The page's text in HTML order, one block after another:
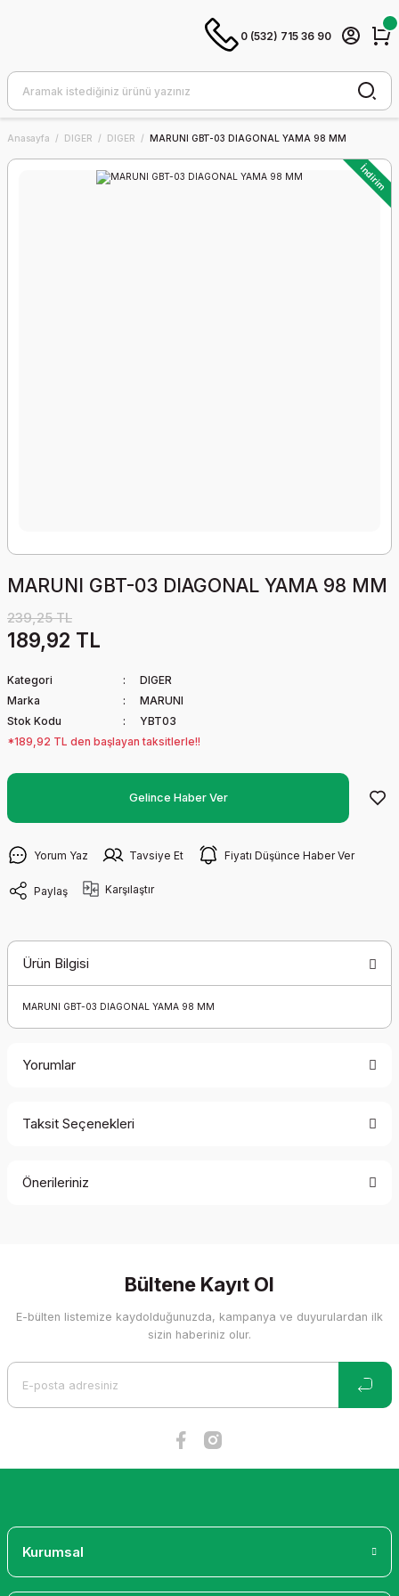
0 (532) 715 36 90
Anasayfa DIGER DIGER MARUNI GBT-03 DIAGONAL YAMA 98 MM
İndirim
MARUNI GBT-03 DIAGONAL YAMA 98 MM
239,25 TL
189,92 TL
Kategori
DIGER
Marka
MARUNI
Stok Kodu
YBT03
*189,92 TL den başlayan taksitlerle!!
Gelince Haber Ver
Yorum Yaz Tavsiye Et Fiyatı Düşünce Haber Ver
Paylaş Karşılaştır
Ürün Bilgisi
MARUNI GBT-03 DIAGONAL YAMA 98 MM
Yorumlar
Taksit Seçenekleri
Önerileriniz
Görüş ve önerileriniz için teşekkür ederiz.
Ürün resmi kalitesiz, bozuk veya görüntülenemiyor.
Bültene Kayıt Ol
E-bülten listemize kaydolduğunuzda, kampanya ve duyurulardan ilk
sizin haberiniz olur.
Kurumsal